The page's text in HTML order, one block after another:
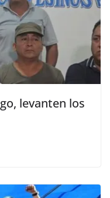
levanten los